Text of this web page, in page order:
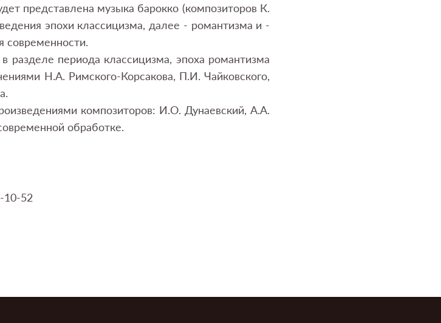
представлена музыка барокко (композиторов К.
эпохи классицизма, далее - романтизма и -
современности.
разделе периода классицизма, эпоха романтизма
Н.А. Римского-Корсакова, П.И. Чайковского,
композиторов: И.О. Дунаевский, А.А.
обработке.
10-52